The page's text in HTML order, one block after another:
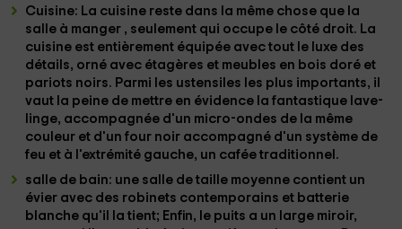
Cuisine: La cuisine reste dans la même chose que la
salle à manger , seulement qui occupe le côté droit. La
cuisine est entièrement équipée avectout le luxe des
détails, orné avec étagères et meubles en bois doré et
pariots noirs. Parmi les ustensiles les plus importants, il
vaut la peine de mettre en évidence la fantastique lave-
linge, accompagnée d'un micro-ondes de la même
couleur et d'unfour noir accompagné d'un système de
feu et à l'extrémité gauche, un cafée traditionnel .
salle de bain: une salle de taille moyenne contient un
évier avec des robinets contemporains et batterie
blanche qu'il la tient; Enfin, le puits a un large miroir,